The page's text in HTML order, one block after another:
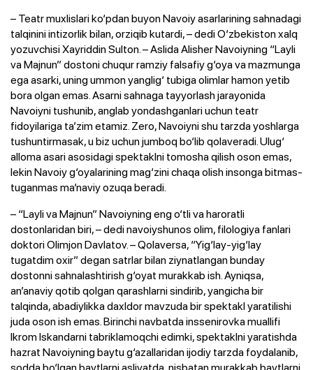
– Teatr muxlislari ko‘pdan buyon Navoiy asarlarining sahnadagi
talqinini intizorlik bilan, orziqib kutardi, – dedi O‘zbekiston xalq
yozuvchisi Xayriddin Sulton. – Aslida Alisher Navoiyning “Layli
va Majnun” dostoni chuqur ramziy falsafiy g‘oya va mazmunga
ega asarki, uning ummon yanglig‘ tubiga olimlar hamon yetib
bora olgan emas. Asarni sahnaga tayyorlash jarayonida
Navoiyni tushunib, anglab yondashganlari uchun teatr
fidoyilariga ta’zim etamiz. Zero, Navoiyni shu tarzda yoshlarga
tushuntirmasak, u biz uchun jumboq bo‘lib qolaveradi. Ulug‘
alloma asari asosidagi spektaklni tomosha qilish oson emas,
lekin Navoiy g‘oyalarining mag‘zini chaqa olish insonga bitmas-
tuganmas ma’naviy ozuqa beradi.
– “Layli va Majnun” Navoiyning eng o‘tli va haroratli
dostonlaridan biri, – dedi navoiyshunos olim, filologiya fanlari
doktori Olimjon Davlatov. – Qolaversa, “Yig‘lay-yig‘lay
tugatdim oxir” degan satrlar bilan ziynatlangan bunday
dostonni sahnalashtirish g‘oyat murakkab ish. Ayniqsa,
an’anaviy qotib qolgan qarashlarni sindirib, yangicha bir
talqinda, abadiylikka daxldor mavzuda bir spektakl yaratilishi
juda oson ish emas. Birinchi navbatda inssenirovka muallifi
Ikrom Iskandarni tabriklamoqchi edimki, spektaklni yaratishda
hazrat Navoiyning baytu g‘azallaridan ijodiy tarzda foydalanib,